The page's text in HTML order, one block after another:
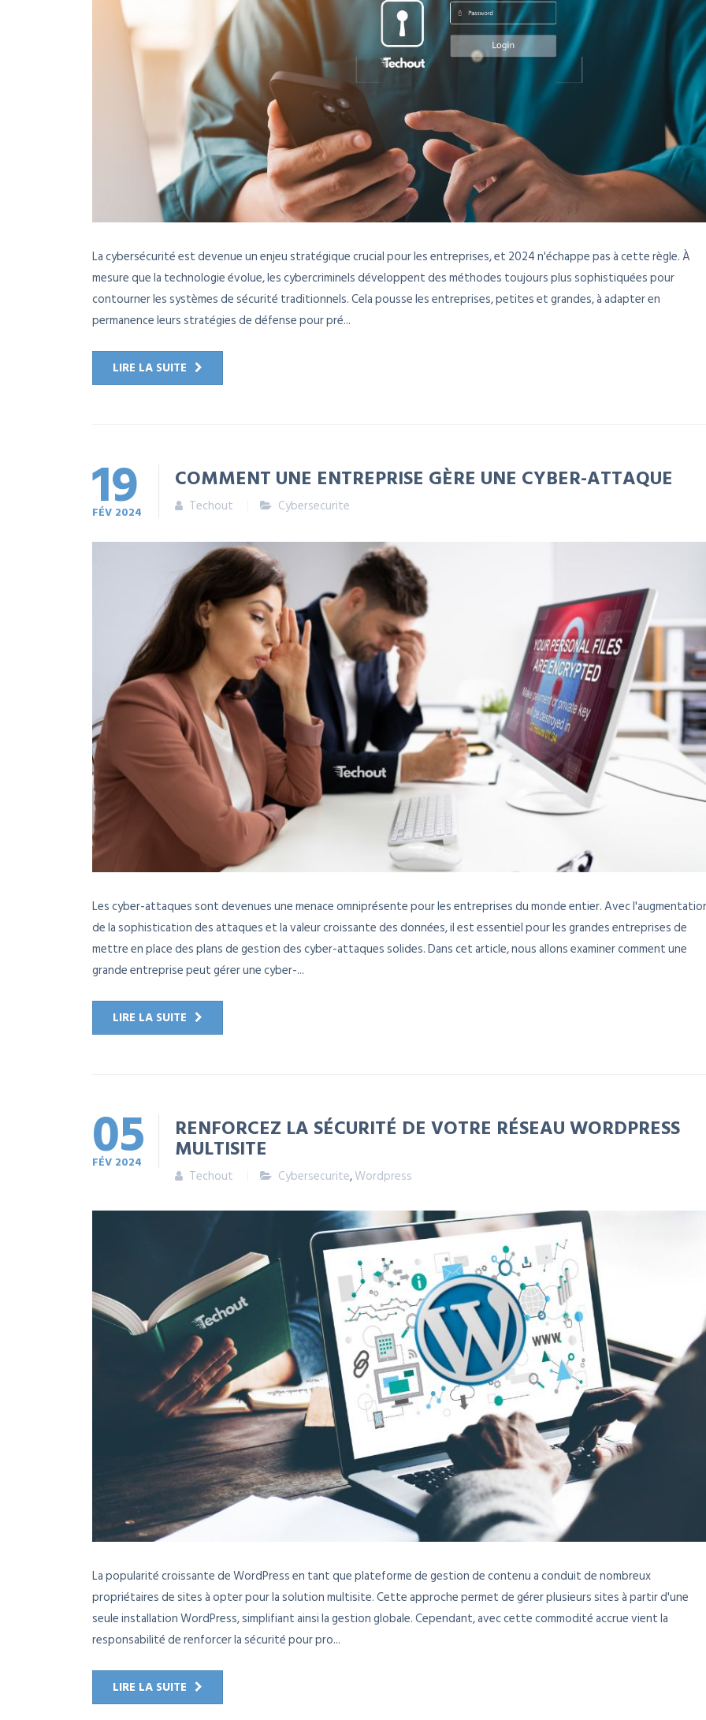
La cybersécurité est devenue un enjeu stratégique crucial pour les entreprises, et 2024 n'échappe pas à cette règle. À
mesure que la technologie évolue, les cybercriminels développent des méthodes toujours plus sophistiquées pour
contourner les systèmes de sécurité traditionnels. Cela pousse les entreprises, petites et grandes, à adapter en
permanence leurs stratégies de défense pour pré...
LIRE LA SUITE
19
FÉV 2024
COMMENT UNE ENTREPRISE GÈRE UNE CYBER-ATTAQUE
Techout Cybersecurite
Les cyber-attaques sont devenues une menace omniprésente pour les entreprises du monde entier. Avec
de la sophistication des attaques et la valeur croissante des données, il est essentiel pour les grandes entreprises de
mettre en place des plans de gestion des cyber-attaques solides. Dans cet article, nous allons examiner comment une
grande entreprise peut gérer une cyber-...
LIRE LA SUITE
05
FÉV 2024
RENFORCEZ LA SÉCURITÉ DE VOTRE RÉSEAU WORDPRESS
MULTISITE
Techout Cybersecurite,Wordpress
La popularité croissante de WordPress en tant que plateforme de gestion de contenu a conduit de nombreux
propriétaires de sites à opter pour la solution multisite. Cette approche permet de gérer plusieurs sites à partir d'une
seule installation WordPress, simplifiant ainsi la gestion globale. Cependant, avec cette commodité accrue vient la
responsabilité de renforcer la sécurité pour pro...
LIRE LA SUITE